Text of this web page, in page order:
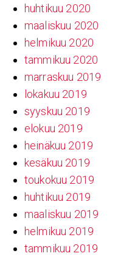
huhtikuu 2020
maaliskuu 2020
helmikuu 2020
tammikuu 2020
marraskuu 2019
lokakuu 2019
syyskuu 2019
elokuu 2019
heinäkuu 2019
kesäkuu 2019
toukokuu 2019
huhtikuu 2019
maaliskuu 2019
helmikuu 2019
tammikuu 2019